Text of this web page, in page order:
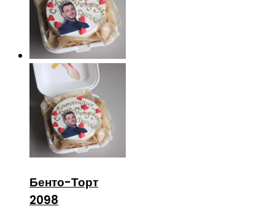
Бенто-Торт
2098